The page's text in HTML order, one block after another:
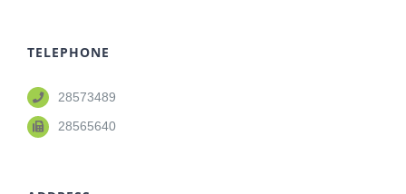
TELEPHONE
28573489
28565640